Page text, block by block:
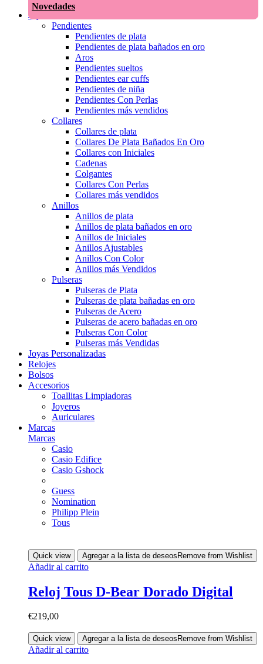
Novedades
Joyas
Pendientes
Pendientes de plata
Pendientes de plata bañados en oro
Aros
Pendientes sueltos
Pendientes ear cuffs
Pendientes de niña
Pendientes Con Perlas
Pendientes más vendidos
Collares
Collares de plata
Collares De Plata Bañados En Oro
Collares con Iniciales
Cadenas
Colgantes
Collares Con Perlas
Collares más vendidos
Anillos
Anillos de plata
Anillos de plata bañados en oro
Anillos de Iniciales
Anillos Ajustables
Anillos Con Color
Anillos más Vendidos
Pulseras
Pulseras de Plata
Pulseras de plata bañadas en oro
Pulseras de Acero
Pulseras de acero bañadas en oro
Pulseras Con Color
Pulseras más Vendidas
Joyas Personalizadas
Relojes
Bolsos
Accesorios
Toallitas Limpiadoras
Joyeros
Auriculares
Marcas
Marcas
Casio
Casio Edifice
Casio Gshock
Guess
Nomination
Philipp Plein
Tous
Quick view Agregar a la lista de deseosRemove from Wishlist
Añadir al carrito
Reloj Tous D-Bear Dorado Digital
€219,00
Quick view Agregar a la lista de deseos Remove from Wishlist
Añadir al carrito